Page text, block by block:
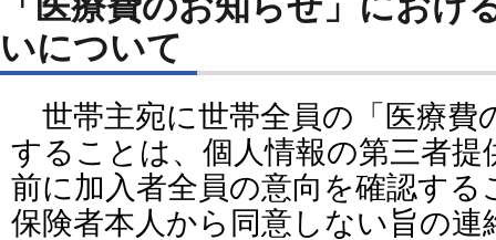
いについて
世帯主宛に世帯全員の「医療費
することは、個人情報の第三者
前に加入者全員の意向を確認す
保険者本人から同意しない旨の